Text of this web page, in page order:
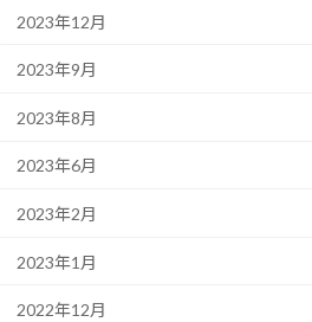
2023年12月
2023年9月
2023年8月
2023年6月
2023年2月
2023年1月
2022年12月